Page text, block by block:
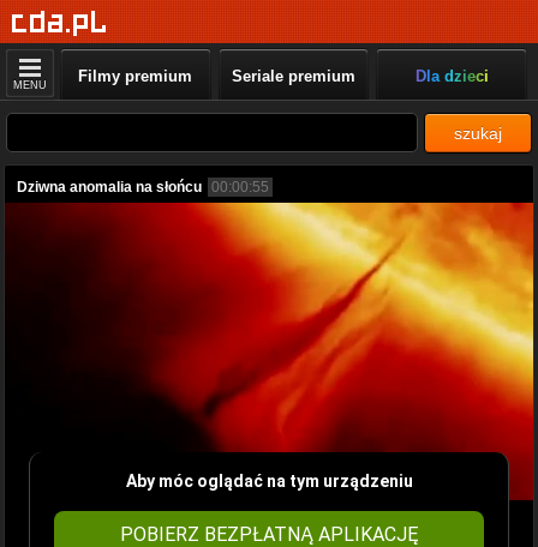
MENU Filmy premium Seriale premium Dla dzieci
szukaj
Dziwna anomalia na słońcu 00:00:55
Aby móc oglądać na tym urządzeniu
POBIERZ BEZPŁATNĄ APLIKACJĘ